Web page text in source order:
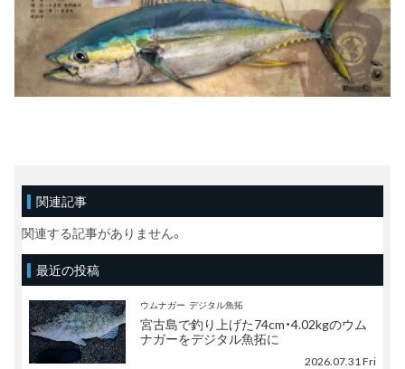
関連記事
関連する記事がありません。
最近の投稿
ウムナガー デジタル魚拓
宮古島で釣り上げた74cm・4.02kgのウム
ナガーをデジタル魚拓に
2026.07.31 Fri